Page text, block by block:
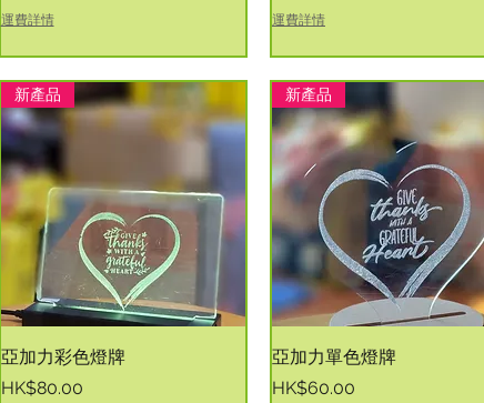
運費詳情 運費詳情
快速瀏覽
新產品
亞加力彩色燈牌
價格
HK$80.00
快速瀏覽
新產品
亞加力單色燈牌
價格
HK$60.00